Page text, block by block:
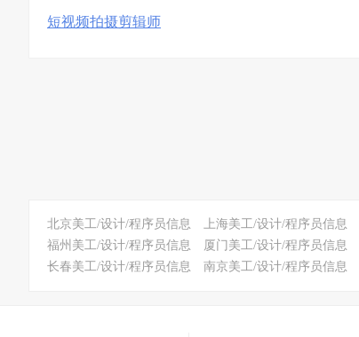
短视频拍摄剪辑师
北京美工/设计/程序员信息 上海美工/设计/程序员信息
福州美工/设计/程序员信息
厦门美工/设计/程序员信息
长春美工/设计/程序员信息
南京美工/设计/程序员信息